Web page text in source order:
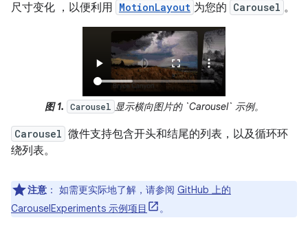
尺寸变化 ，以便利用 MotionLayout 为您的 Carousel 。
图 1. Carousel 显示横向图片的 `Carousel` 示例。
Carousel 微件支持包含开头和结尾的列表，以及循环环
绕列表。
注意 ： 如需更实际地了解，请参阅 GitHub 上的
CarouselExperiments 示例项目
。